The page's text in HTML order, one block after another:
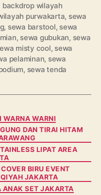
backdrop wilayah
purwakarta, sewa
, sewa barstool, sewa
, sewa gubukan, sewa
misty cool, sewa
pelaminan, sewa
, sewa tenda
WARNA WARNI
DAN TIRAI HITAM
LIPAT AREA
BIRU EVENT
JAKARTA
ANAK SET JAKARTA